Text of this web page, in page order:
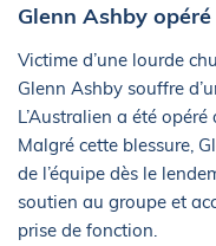
Glenn Ashby
Victime d’une lourde
Glenn Ashby souffre
L’Australien a été
Malgré cette blessure,
de l’équipe dès le
soutien au groupe et
prise de fonction.